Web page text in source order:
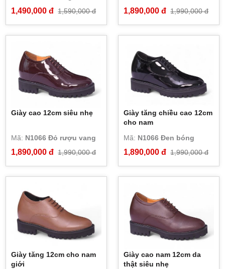
1,490,000 đ 1,590,000 đ 1,890,000 đ 1,990,000 đ
Giày cao 12cm siêu nhẹ
Mã: N1066 Đỏ rượu vang
1,890,000 đ 1,990,000 đ
Giày tăng chiều cao 12cm
cho nam
Mã: N1066 Đen bóng
1,890,000 đ 1,990,000 đ
Giày tăng 12cm cho nam
giới
Giày cao nam 12cm da
thật siêu nhẹ